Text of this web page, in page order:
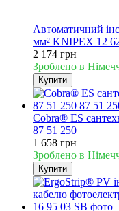
Автоматичний
мм² KNIPEX 12
2 174 грн
Зроблено в
Купити
Cobra® ES
87 51 250
1 658 грн
Зроблено в
Купити